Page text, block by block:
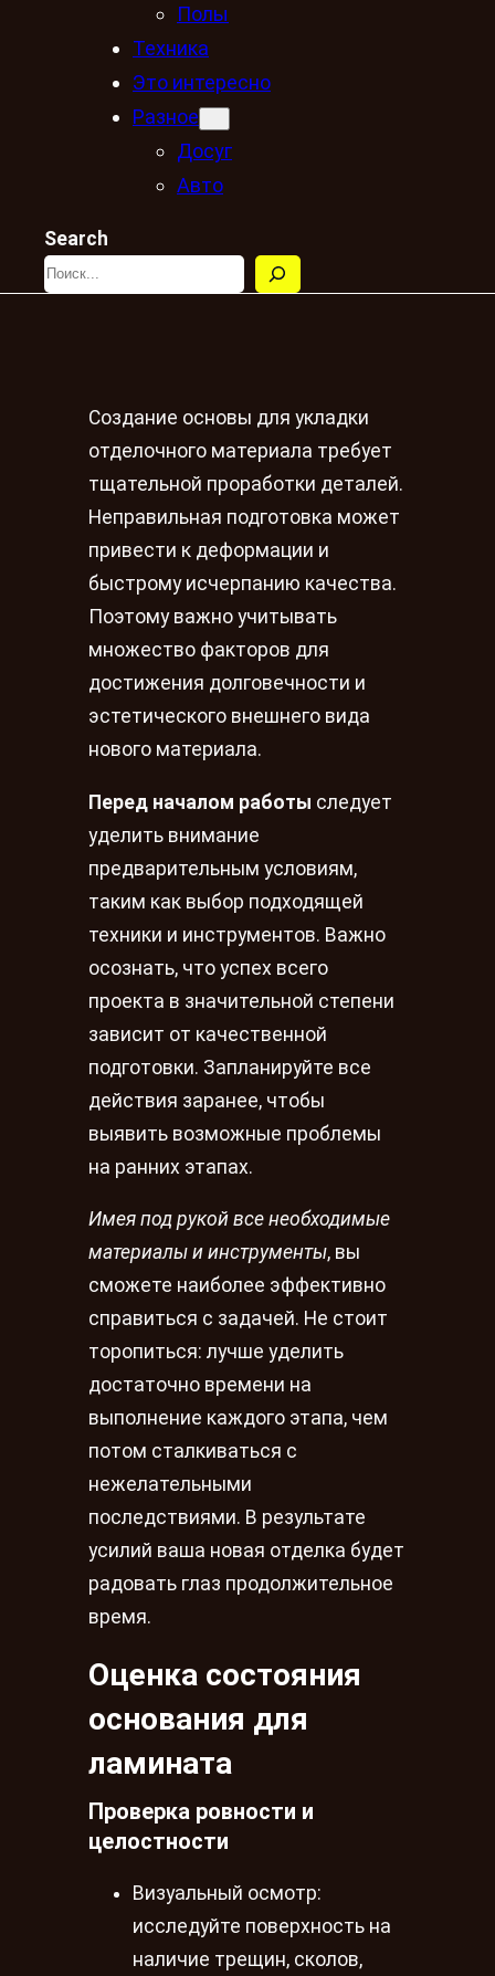
Полы
Техника
Это интересно
Разное
Досуг
Авто
Search
Создание основы для укладки
отделочного материала требует
тщательной проработки деталей.
Неправильная подготовка может
привести к деформации и
быстрому исчерпанию качества.
Поэтому важно учитывать
множество факторов для
достижения долговечности и
эстетического внешнего вида
нового материала.
Перед началом работы следует
уделить внимание
предварительным условиям,
таким как выбор подходящей
техники и инструментов. Важно
осознать, что успех всего
проекта в значительной степени
зависит от качественной
подготовки. Запланируйте все
действия заранее, чтобы
выявить возможные проблемы
на ранних этапах.
Имея под рукой все необходимые
материалы и инструменты, вы
сможете наиболее эффективно
справиться с задачей. Не стоит
торопиться: лучше уделить
достаточно времени на
выполнение каждого этапа, чем
потом сталкиваться с
нежелательными
последствиями. В результате
усилий ваша новая отделка будет
радовать глаз продолжительное
время.
Оценка состояния
основания для
ламината
Проверка ровности и
целостности
Визуальный осмотр:
исследуйте поверхность на
наличие трещин, сколов,